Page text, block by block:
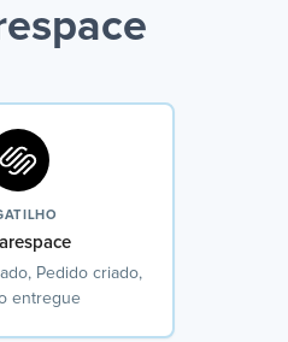
Pedido criado,
entregue